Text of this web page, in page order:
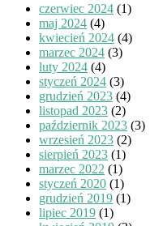
czerwiec 2024 (1)
maj 2024 (4)
kwiecień 2024 (4)
marzec 2024 (3)
luty 2024 (4)
styczeń 2024 (3)
grudzień 2023 (4)
listopad 2023 (2)
październik 2023 (3)
wrzesień 2023 (2)
sierpień 2023 (1)
marzec 2022 (1)
styczeń 2020 (1)
grudzień 2019 (1)
lipiec 2019 (1)